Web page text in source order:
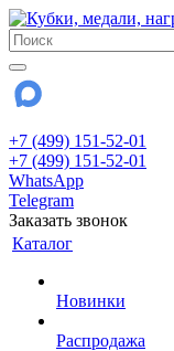
+7 (499) 151-52-01
+7 (499) 151-52-01
WhatsApp
Telegram
Заказать звонок
Каталог
Новинки
Распродажа